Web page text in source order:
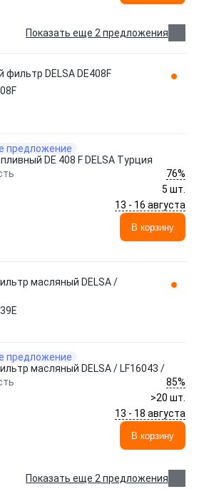
Показать еще 2 предложения
фильтр DELSA DE408F
предложение
DE 408 F DELSA Турция
76%
5 шт.
13 - 16 августа
В корзину
масляный DELSA /
предложение
масляный DELSA / LF16043 /
85%
>20 шт.
13 - 18 августа
В корзину
Показать еще 2 предложения